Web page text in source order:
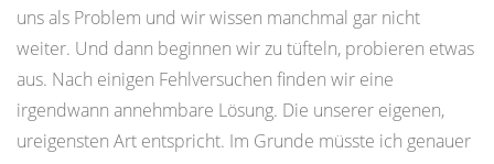
uns als Problem und wir wissen manchmal gar nicht
weiter. Und dann beginnen wir zu tüfteln, probieren etwas
aus. Nach einigen Fehlversuchen finden wir eine
irgendwann annehmbare Lösung. Die unserer eigenen,
ureigensten Art entspricht. Im Grunde müsste ich genauer